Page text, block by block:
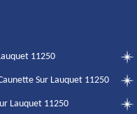
11250
Sur Lauquet 11250
Lauquet 11250